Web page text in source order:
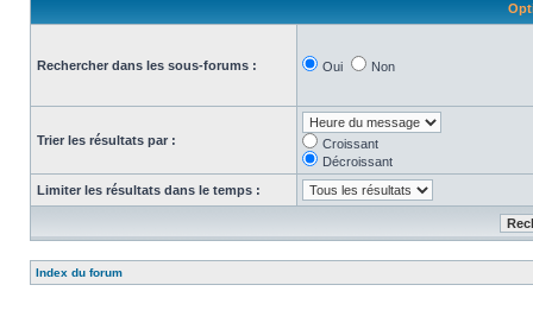
Rechercher dans les sous-forums : Oui Non
Trier les résultats par :
Croissant
Décroissant
Limiter les résultats dans le temps :
Index du forum